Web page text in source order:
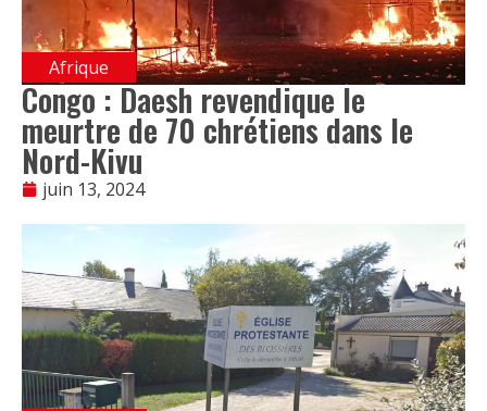
Afrique
Congo : Daesh revendique le
meurtre de 70 chrétiens dans le
Nord-Kivu
juin 13, 2024